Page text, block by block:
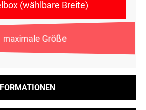
(wählbare Breite)
maximale Größe